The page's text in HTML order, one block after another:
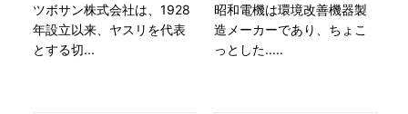
ツボサン株式会社は、1928
年設立以来、ヤスリを代表
とする切...
昭和電機は環境改善機器製
造メーカーであり、ちょこ
っとした.....